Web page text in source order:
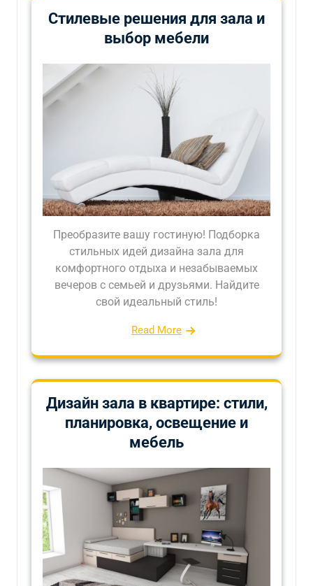
Стилевые решения для зала и
выбор мебели
Преобразите вашу гостиную! Подборка
стильных идей дизайна зала для
комфортного отдыха и незабываемых
вечеров с семьей и друзьями. Найдите
свой идеальный стиль!
Read More
Дизайн зала в квартире: стили,
планировка, освещение и
мебель